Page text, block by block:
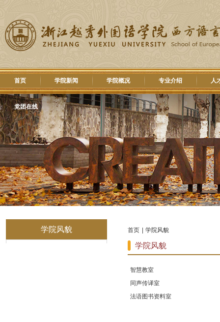
首页 学院新闻 学院概况 专业介绍 人
党团在线
学院风貌 首页 学院风貌
学院风貌
智慧教室
同声传译室
法语图书资料室